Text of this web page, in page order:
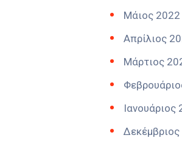
Μάιος 2022
Απρίλιος
Μάρτιος
Ιανουάριος
Δεκέμβριος